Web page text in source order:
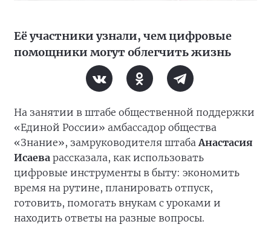
Её участники узнали, чем цифровые
помощники могут облегчить жизнь
На занятии в штабе общественной поддержки
«Единой России» амбассадор общества
«Знание», замруководителя штабаАнастасия
Исаева рассказала, как использовать
цифровые инструменты в быту: экономить
время на рутине, планировать отпуск,
готовить, помогать внукам с уроками и
находить ответы на разные вопросы.